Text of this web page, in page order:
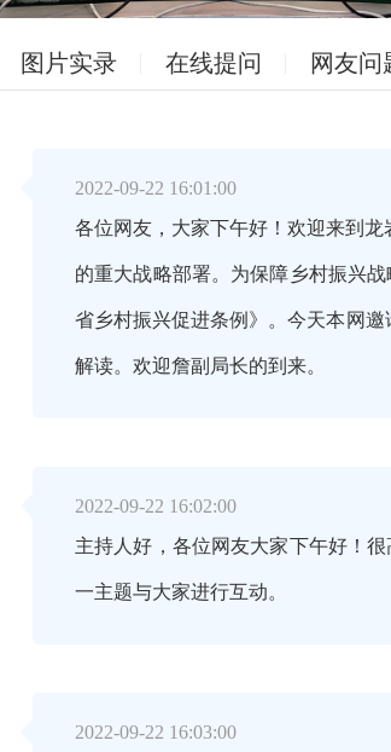
图片实录 在线提问 网友问
2022-09-22 16:01:00
各位网友，大家下午好！欢迎来到
的重大战略部署。为保障乡村振兴
省乡村振兴促进条例》。今天本网
解读。欢迎詹副局长的到来。
2022-09-22 16:02:00
主持人好，各位网友大家下午好！
一主题与大家进行互动。
2022-09-22 16:03:00